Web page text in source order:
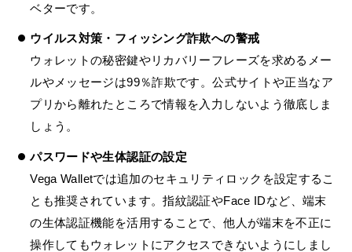
ベターです。
ウイルス対策・フィッシング詐欺への警戒
ウォレットの秘密鍵やリカバリーフレーズを求めるメー
ルやメッセージは99％詐欺です。公式サイトや正当なア
プリから離れたところで情報を入力しないよう徹底しま
しょう。
パスワードや生体認証の設定
Vega Walletでは追加のセキュリティロックを設定するこ
とも推奨されています。指紋認証やFace IDなど、端末
の生体認証機能を活用することで、他人が端末を不正に
操作してもウォレットにアクセスできないようにしまし